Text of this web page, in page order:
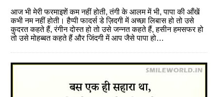
आज भी मेरी फरमाइशें कम नहीं होती, तंगी के आलम में भी, पापा की आँखें
कभी नम नहीं होती। हैप्पी फादर्स डे ज़िदगी में अच्छा लिबास हो तो उसे
कुदरत कहते हैं, रंगीन दोस्त हो तो उसे जन्नत कहते हैं, हसीन हमसफर हो
तो उसे मोहब्बत कहते हैं और जिंदगी में आप जैसे पापा हो…